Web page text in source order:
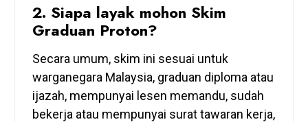
2. Siapa layak mohon Skim
Graduan Proton?
Secara umum, skim ini sesuai untuk
warganegara Malaysia, graduan diploma atau
ijazah, mempunyai lesen memandu, sudah
bekerja atau mempunyai surat tawaran kerja,